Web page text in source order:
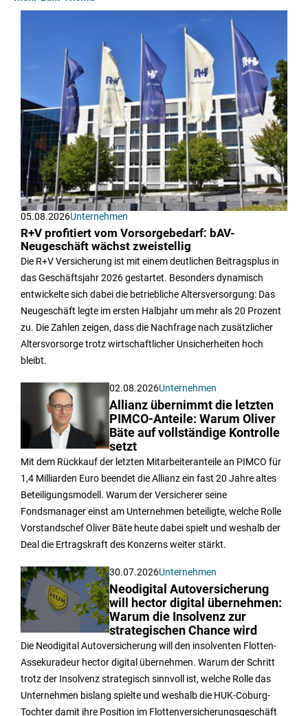
05.08.2026Unternehmen
R+V profitiert vom Vorsorgebedarf: bAV-
Neugeschäft wächst zweistellig
Die R+V Versicherung ist mit einem deutlichen Beitragsplus in
das Geschäftsjahr 2026 gestartet. Besonders dynamisch
entwickelte sich dabei die betriebliche Altersversorgung: Das
Neugeschäft legte im ersten Halbjahr um mehr als 20 Prozent
zu. Die Zahlen zeigen, dass die Nachfrage nach zusätzlicher
Altersvorsorge trotz wirtschaftlicher Unsicherheiten hoch
bleibt.
02.08.2026Unternehmen
Allianz übernimmt die letzten
PIMCO-Anteile: Warum Oliver
Bäte auf vollständige Kontrolle
setzt
Mit dem Rückkauf der letzten Mitarbeiteranteile an PIMCO für
1,4 Milliarden Euro beendet die Allianz ein fast 20 Jahre altes
Beteiligungsmodell. Warum der Versicherer seine
Fondsmanager einst am Unternehmen beteiligte, welche Rolle
Vorstandschef Oliver Bäte heute dabei spielt und weshalb der
Deal die Ertragskraft des Konzerns weiter stärkt.
30.07.2026Unternehmen
Neodigital Autoversicherung
will hector digital übernehmen:
Warum die Insolvenz zur
strategischen Chance wird
Die Neodigital Autoversicherung will den insolventen Flotten-
Assekuradeur hector digital übernehmen. Warum der Schritt
trotz der Insolvenz strategisch sinnvoll ist, welche Rolle das
Unternehmen bislang spielte und weshalb die HUK-Coburg-
Tochter damit ihre Position im Flottenversicherungsgeschäft